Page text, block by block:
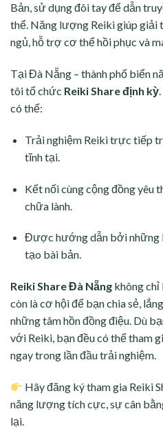
Bản, sử dụng đôi tay để dẫn
thể. Năng lượng Reiki giúp giải
ngủ, hỗ trợ cơ thể hồi phục và
Tại Đà Nẵng – thành phố biển
tôi tổ chức Reiki Share định kỳ
có thể:
Trải nghiệm Reiki trực tiếp
tĩnh tại.
Kết nối cùng cộng đồng yêu
chữa lành.
Được hướng dẫn bởi những
tạo bài bản.
Reiki Share Đà Nẵng không chỉ
còn là cơ hội để bạn chia sẻ,
những tâm hồn đồng điệu. Dù
với Reiki, bạn đều có thể tham
ngay trong lần đầu trải nghiệm.
Hãy đăng ký tham gia Reiki
năng lượng tích cực, sự cân
lại.